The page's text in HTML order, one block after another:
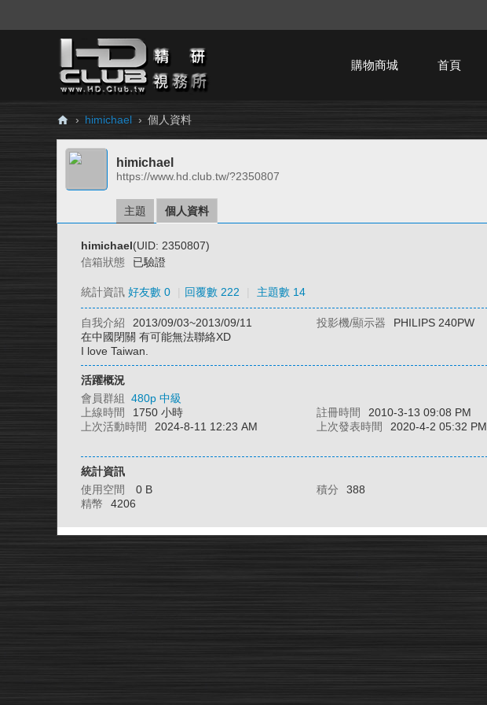
購物商城 首頁
H
Cl
› himichael › 個人資料
himichael
https://www.hd.club.tw/?2350807
主題 個人資料
himichael(UID: 2350807)
信箱狀態
已驗證
統計資訊 好友數 0 回覆數 222 主題數 14
自我介紹
2013/09/03~2013/09/11
在中國閉關 有可能無法聯絡XD
I love Taiwan.
投影機/顯示器 PHILIPS 240PW
活躍概況
會員群組 480p 中級
上線時間
1750 小時 註冊時間 2010-3-13 09:08 PM
上次活動時間
2024-8-11 12:23 AM 上次發表時間 2020-4-2 05:32 PM
統計資訊
使用空間
0 B 積分 388
精幣
4206